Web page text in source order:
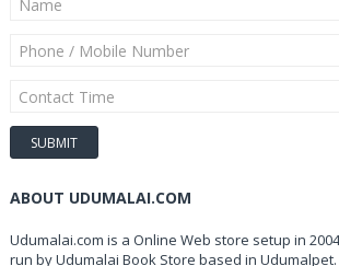
ABOUT UDUMALAI.COM
Udumalai.com is a Online Web store setup in
run by Udumalai Book Store based in Udumalpet.